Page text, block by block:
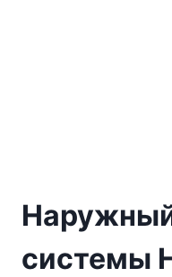
системы